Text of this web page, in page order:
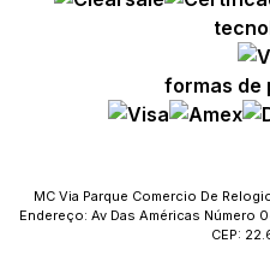
formas de
MC Via Parque Comercio De
Endereço: Av Das Américas Número
CEP: